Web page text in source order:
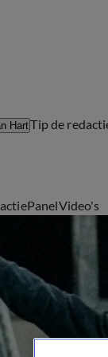
HartTip de
PanelVideo's